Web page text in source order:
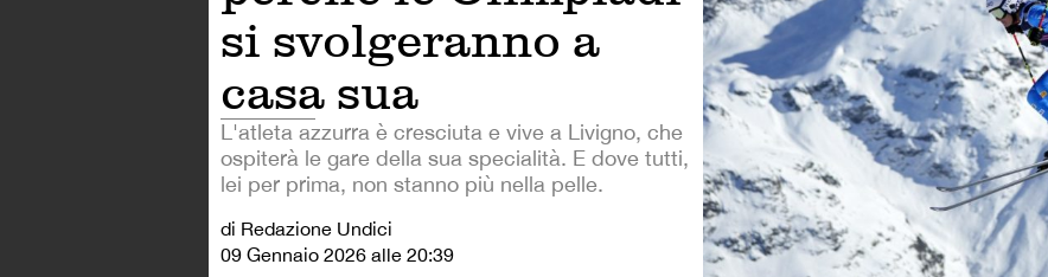
si svolgeranno a
casa sua
L'atleta azzurra è cresciuta e vive a Livigno, che
ospiterà le gare della sua specialità. E dove tutti,
lei per prima, non stanno più nella pelle.
di Redazione Undici
09 Gennaio 2026 alle 20:39